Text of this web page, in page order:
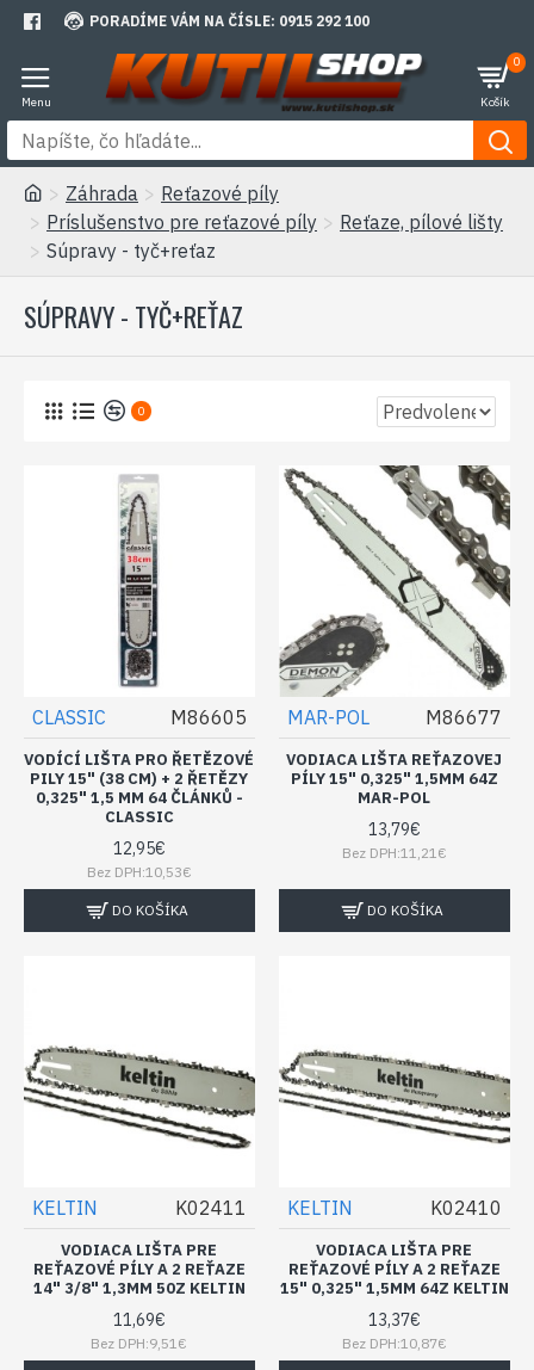
PORADÍME VÁM NA ČÍSLE: 0915 292 100
0
Záhrada
Reťazové píly
Príslušenstvo pre reťazové píly
Reťaze, pílové lišty
Súpravy - tyč+reťaz
SÚPRAVY - TYČ+REŤAZ
0
CLASSIC M86605
VODÍCÍ LIŠTA PRO ŘETĚZOVÉ
PILY 15" (38 CM) + 2 ŘETĚZY
0,325" 1,5 MM 64 ČLÁNKŮ -
CLASSIC
12,95€
Bez DPH:10,53€
DO KOŠÍKA
MAR-POL M86677
VODIACA LIŠTA REŤAZOVEJ
PÍLY 15" 0,325" 1,5MM 64Z
MAR-POL
13,79€
Bez DPH:11,21€
DO KOŠÍKA
KELTIN K02411
VODIACA LIŠTA PRE
REŤAZOVÉ PÍLY A 2 REŤAZE
14" 3/8" 1,3MM 50Z KELTIN
11,69€
Bez DPH:9,51€
KELTIN K02410
VODIACA LIŠTA PRE
REŤAZOVÉ PÍLY A 2 REŤAZE
15" 0,325" 1,5MM 64Z KELTIN
13,37€
Bez DPH:10,87€